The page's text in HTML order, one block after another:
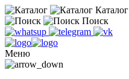
Каталог
Поиск
Меню